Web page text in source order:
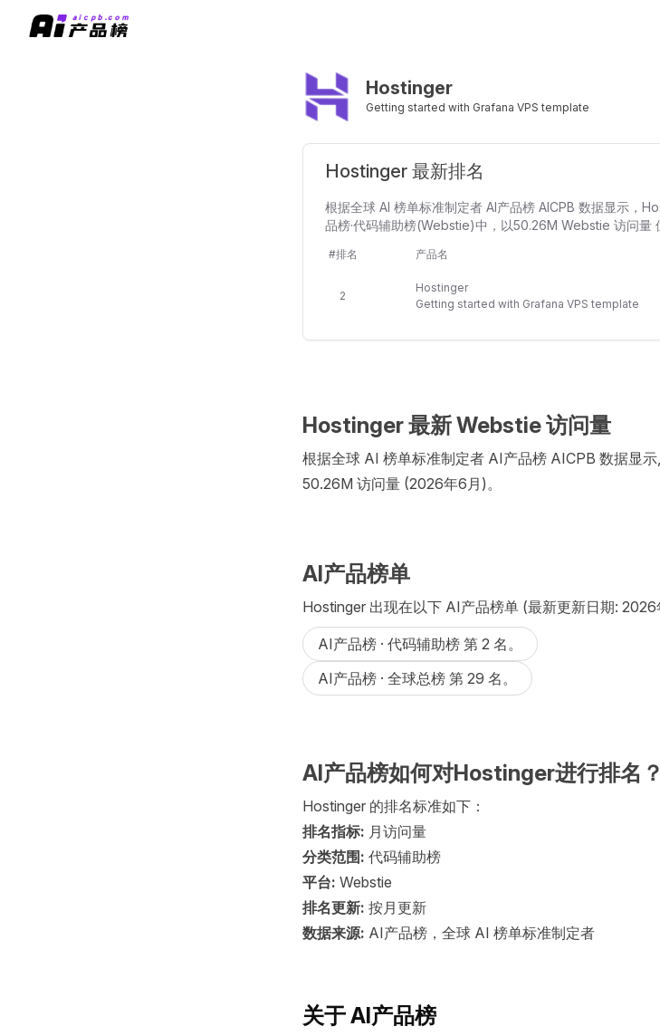
Hostinger
Getting started with Grafana VPS template
Hostinger 最新排名
根据全球 AI 榜单标准制定者 AI产品榜 AICPB 数据显示，
品榜·代码辅助榜(Webstie)中，以50.26M Webstie 访问量
#排名 产品名
2
Hostinger
Getting started with Grafana VPS template
Hostinger 最新 Webstie 访问量
根据全球 AI 榜单标准制定者 AI产品榜 AICPB 数据显
50.26M 访问量 (2026年6月)。
AI产品榜单
Hostinger 出现在以下 AI产品榜单 (最新更新日期: 2026
AI产品榜 · 代码辅助榜 第 2 名。
AI产品榜 · 全球总榜 第 29 名。
AI产品榜如何对Hostinger进行排名？
Hostinger 的排名标准如下：
排名指标: 月访问量
分类范围: 代码辅助榜
平台: Webstie
排名更新: 按月更新
数据来源: AI产品榜，全球 AI 榜单标准制定者
关于 AI产品榜